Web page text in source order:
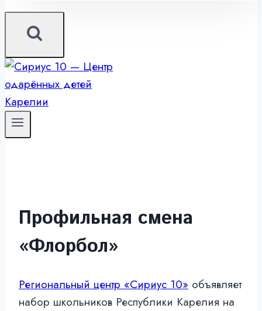
Профильная смена
«Флорбол»
Региональный центр «Сириус 10» объявляет
набор школьников Республики Карелия на